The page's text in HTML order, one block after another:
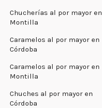
Chucherías al por mayor en
Montilla
Caramelos al por mayor en
Córdoba
Caramelos al por mayor en
Montilla
Chuches al por mayor en
Córdoba